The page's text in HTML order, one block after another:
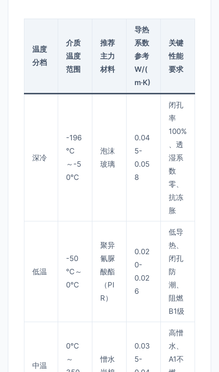
温度
分档
介质
温度
范围
推荐
主力
材料
导热
系数
参考
W/(
m·K)
关键
性能
要求
深冷
-196
℃
～-5
0℃
泡沫
玻璃
0.04
5-
0.05
8
闭孔
率
100%
、透
湿系
数
零、
抗冻
胀
低温
-50
℃～
0℃
聚异
氰脲
酸酯
（PI
R）
0.02
0-
0.02
6
低导
热、
闭孔
防
潮、
阻燃
B1级
中温
0℃
～
憎水
0.03
5-
高憎
水、
A1不